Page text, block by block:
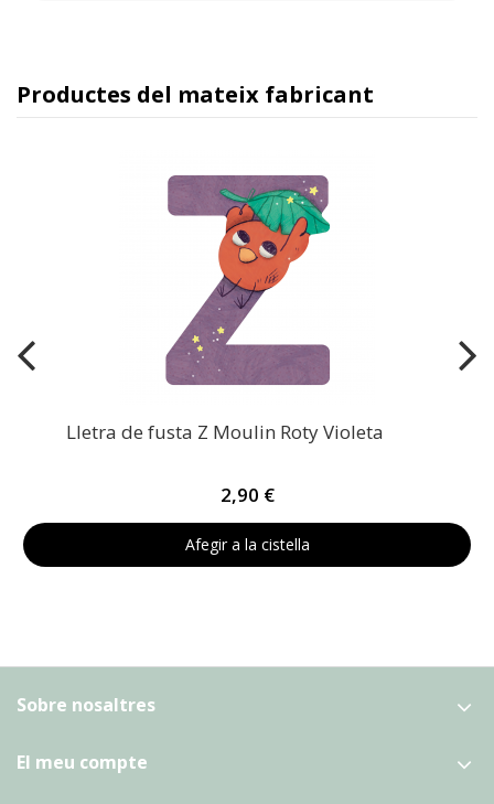
Productes del mateix fabricant
Lletra de fusta Z Moulin Roty Violeta
2,90 €
Afegir a la cistella
Sobre nosaltres
El meu compte